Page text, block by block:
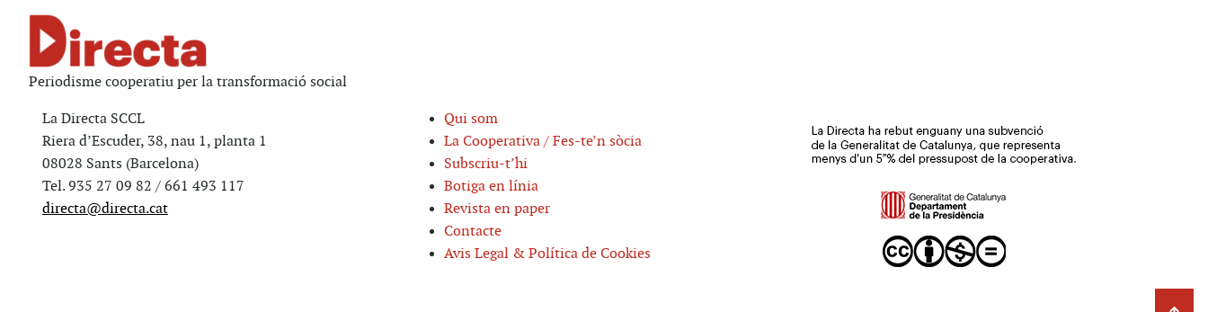
Periodisme cooperatiu per la transformació social
La Directa SCCL
Riera d’Escuder, 38, nau 1, planta 1
08028 Sants (Barcelona)
Tel. 935 27 09 82 / 661 493 117
directa@directa.cat
Qui som
La Cooperativa / Fes-te’n sòcia
Subscriu-t’hi
Botiga en línia
Revista en paper
Contacte
Avis Legal & Política de Cookies